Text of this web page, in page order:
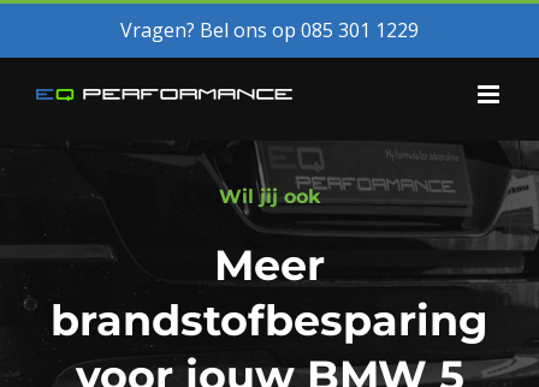
content
Vragen? Bel ons op 085 301 1229
Wil jij ook
Meer
brandstofbesparing
voor jouw BMW5